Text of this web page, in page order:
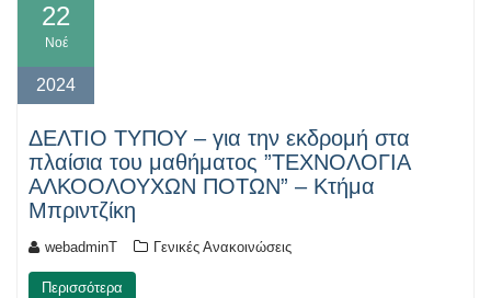
22
Νοέ
2024
ΔΕΛΤΙΟ ΤΥΠΟΥ – για την εκδρομή στα
πλαίσια του μαθήματος ”ΤΕΧΝΟΛΟΓΙΑ
ΑΛΚΟΟΛΟΥΧΩΝ ΠΟΤΩΝ” – Κτήμα
Μπριντζίκη
webadminT Γενικές Ανακοινώσεις
Περισσότερα